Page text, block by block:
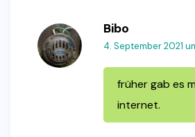
Bibo
4. September 2021
früher gab es
internet.